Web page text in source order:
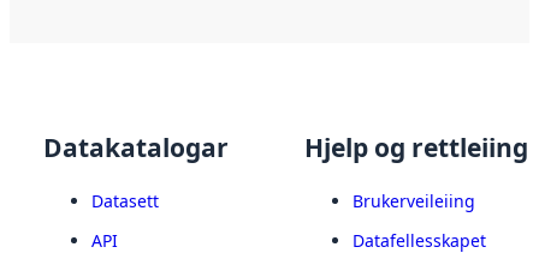
Datakatalogar
Datasett
API
Hjelp og rettleiing
Brukerveileiing
Datafellesskapet